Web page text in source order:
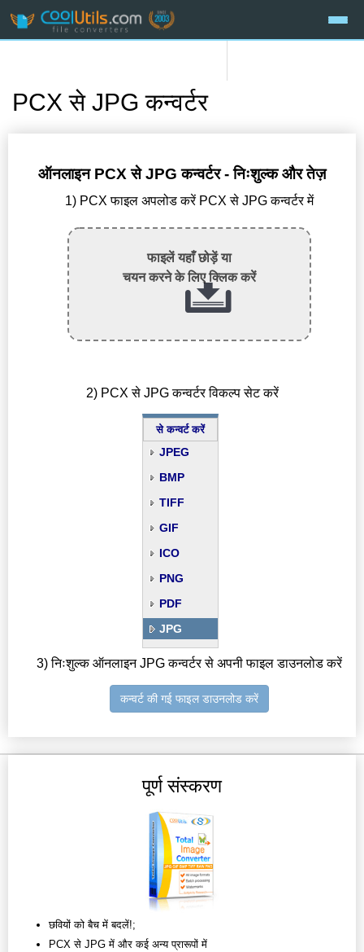
PCX से JPG कन्वर्टर
ऑनलाइन PCX से JPG कन्वर्टर - निःशुल्क और तेज़
1) PCX फाइल अपलोड करें PCX से JPG कन्वर्टर में
फाइलें यहाँ छोड़ें या
चयन करने के लिए क्लिक करें
2) PCX से JPG कन्वर्टर विकल्प सेट करें
से कन्वर्ट करें
JPEG
BMP
TIFF
GIF
ICO
PNG
PDF
JPG
3) निःशुल्क ऑनलाइन JPG कन्वर्टर से अपनी फाइल डाउनलोड करें
कन्वर्ट की गई फाइल डाउनलोड करें
पूर्ण संस्करण
छवियों को बैच में बदलें!;
PCX से JPG में और कई अन्य प्रारूपों में